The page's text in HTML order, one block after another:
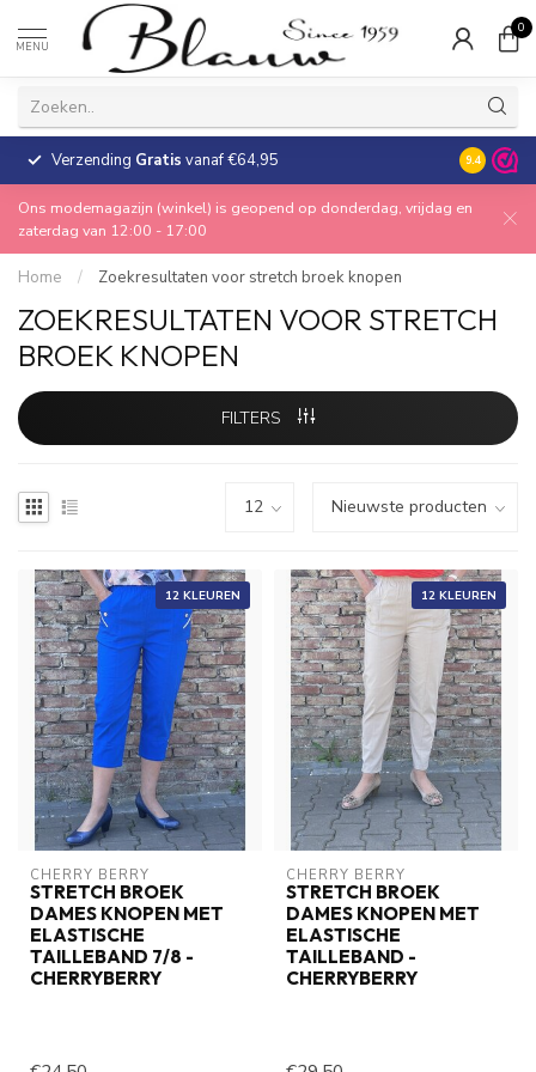
MENU
0
Verzending Gratis vanaf €64,95 30 dagen
9.4
Ons modemagazijn (winkel) is geopend op donderdag, vrijdag en
zaterdag van 12:00 - 17:00
Home / Zoekresultaten voor stretch broek knopen
ZOEKRESULTATEN VOOR STRETCH
BROEK KNOPEN
FILTERS
12 KLEUREN
CHERRY BERRY
STRETCH BROEK
DAMES KNOPEN MET
ELASTISCHE
TAILLEBAND 7/8 -
CHERRYBERRY
12 KLEUREN
CHERRY BERRY
STRETCH BROEK
DAMES KNOPEN MET
ELASTISCHE
TAILLEBAND -
CHERRYBERRY